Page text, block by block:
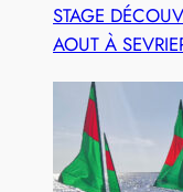
STAGE
AOUT À